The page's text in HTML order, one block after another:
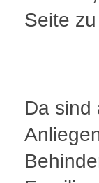
Seite
Da sind